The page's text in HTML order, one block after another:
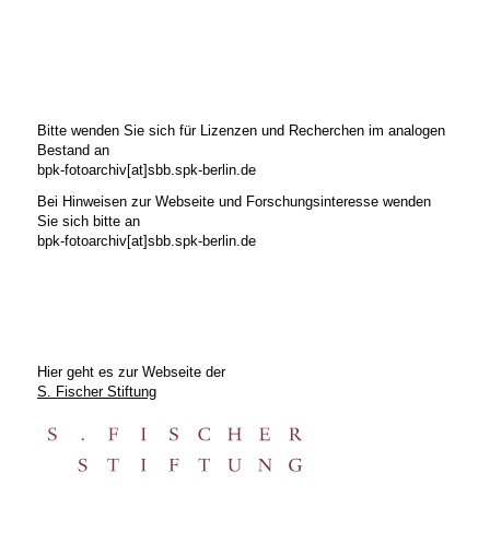
Bitte wenden Sie sich für Lizenzen und Recherchen im analogen
Bestand an
bpk-fotoarchiv[at]sbb.spk-berlin.de
Bei Hinweisen zur Webseite und Forschungsinteresse wenden
Sie sich bitte an
bpk-fotoarchiv[at]sbb.spk-berlin.de
Hier geht es zur Webseite der
S. Fischer Stiftung